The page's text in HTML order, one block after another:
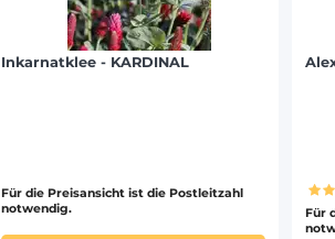
Inkarnatklee - KARDINAL
Für die Preisansicht ist die Postleitzahl
notwendig.
Für